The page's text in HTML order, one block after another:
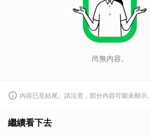
尚無內容。
內容已至結尾。請注意，部分內容可能未顯示。
繼續看下去